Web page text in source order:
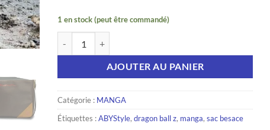
1 en stock (peut être commandé)
AJOUTER AU PANIER
Catégorie : MANGA
Étiquettes :ABYStyle, dragon ball z, manga, sac besace